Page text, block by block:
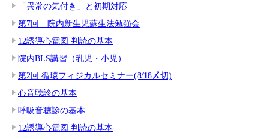
「異常の気付き」と初期対応
第7回 院内新生児蘇生法勉強会
12誘導心電図 判読の基本
院内BLS講習（乳児・小児）
第2回 循環フィジカルセミナー(8/18〆切)
心音聴診の基本
呼吸音聴診の基本
12誘導心電図 判読の基本